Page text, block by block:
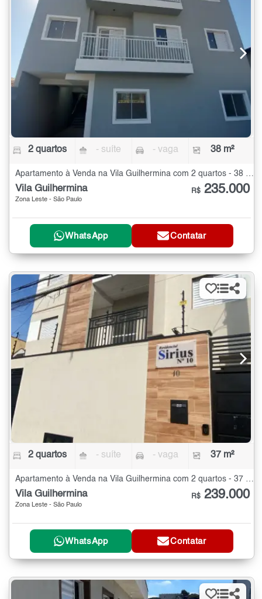
2 quartos - suíte - vaga 38 m²
Apartamento à Venda na Vila Guilhermina com 2 quartos - 38 m²
Vila Guilhermina
Zona Leste - São Paulo
R$ 235.000
WhatsApp Contatar
2 quartos - suíte - vaga 37 m²
Apartamento à Venda na Vila Guilhermina com 2 quartos - 37 m²
Vila Guilhermina
Zona Leste - São Paulo
R$ 239.000
WhatsApp Contatar